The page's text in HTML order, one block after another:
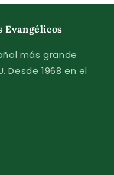
Evangélicos
más grande
Desde 1968 en el